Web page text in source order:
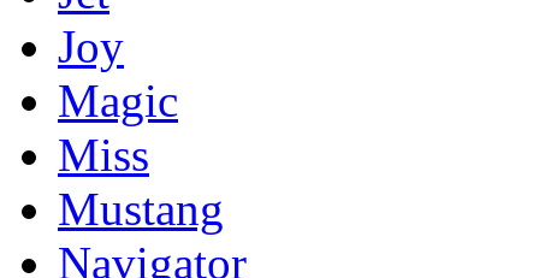
Joy
Magic
Miss
Mustang
Navigator